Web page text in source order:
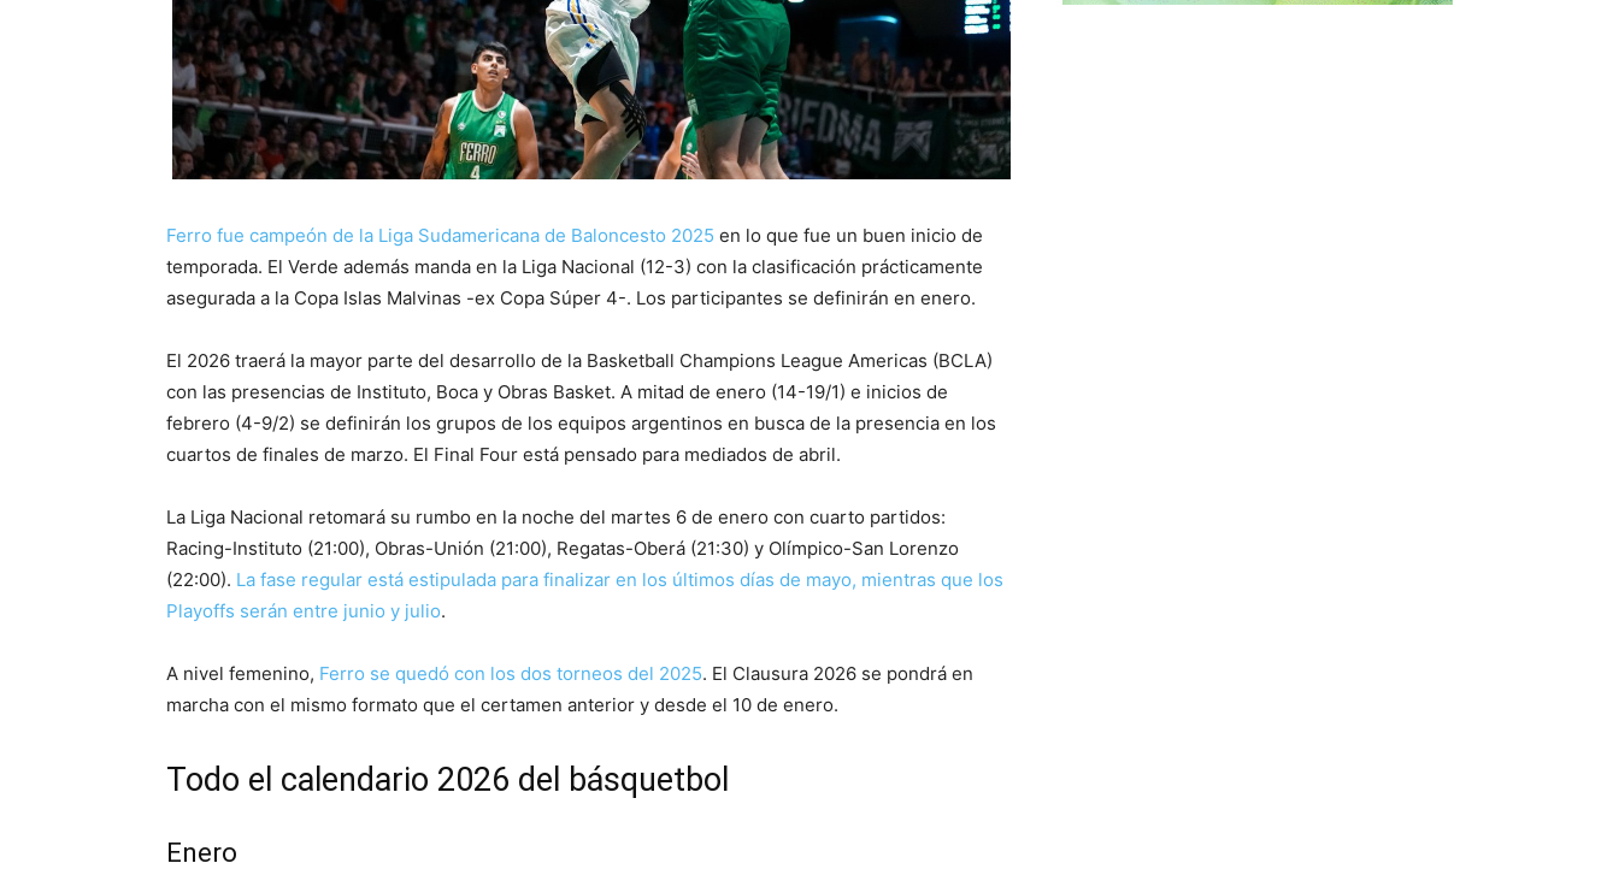
Ferro fue campeón de la Liga Sudamericana de Baloncesto 2025 en lo que fue un buen inicio de
temporada. El Verde además manda en la Liga Nacional (12-3) con la clasificación prácticamente
asegurada a la Copa Islas Malvinas -ex Copa Súper 4-. Los participantes se definirán en enero.
El 2026 traerá la mayor parte del desarrollo de la Basketball Champions League Americas (BCLA)
con las presencias de Instituto, Boca y Obras Basket. A mitad de enero (14-19/1) e inicios de
febrero (4-9/2) se definirán los grupos de los equipos argentinos en busca de la presencia en los
cuartos de finales de marzo. El Final Four está pensado para mediados de abril.
La Liga Nacional retomará su rumbo en la noche del martes 6 de enero con cuarto partidos:
Racing-Instituto (21:00), Obras-Unión (21:00), Regatas-Oberá (21:30) y Olímpico-San Lorenzo
(22:00). La fase regular está estipulada para finalizar en los últimos días de mayo, mientras que los
Playoffs serán entre junio y julio.
A nivel femenino, Ferro se quedó con los dos torneos del 2025. El Clausura 2026 se pondrá en
marcha con el mismo formato que el certamen anterior y desde el 10 de enero.
Todo el calendario 2026 del básquetbol
Enero